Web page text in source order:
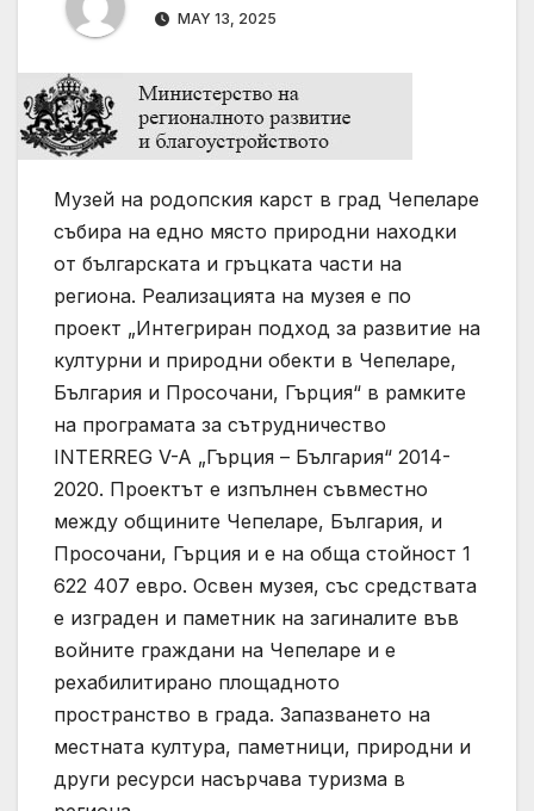
MAY 13, 2025
Музей на родопския карст в град Чепеларе
събира на едно място природни находки
от българската и гръцката части на
региона. Реализацията на музея е по
проект „Интегриран подход за развитие на
културни и природни обекти в Чепеларе,
България и Просочани, Гърция“ в рамките
на програмата за сътрудничество
INTERREG V-A „Гърция – България“ 2014-
2020. Проектът е изпълнен съвместно
между общините Чепеларе, България, и
Просочани, Гърция и е на обща стойност 1
622 407 евро. Освен музея, със средствата
е изграден и паметник на загиналите във
войните граждани на Чепеларе и е
рехабилитирано площадното
пространство в града. Запазването на
местната култура, паметници, природни и
други ресурси насърчава туризма в